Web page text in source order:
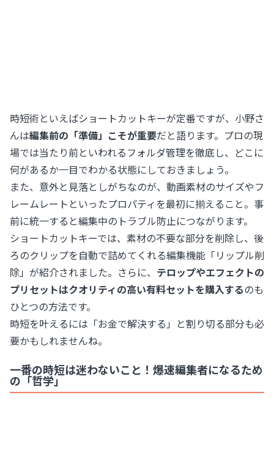
時短術といえばショートカットキーが定番ですが、小野さ
んは編集前の「準備」こそが重要だと語ります。プロの現
場では当たり前といわれるフォルダ管理を徹底し、どこに
何があるか一目でわかる状態にしておきましょう。
また、意外と見落としがちなのが、動画素材のサイズやフ
レームレートといったプロパティを最初に揃えること。事
前に統一すると編集中のトラブル防止につながります。
ショートカットキーでは、素材の不要な部分を削除し、後
ろのクリップを自動で詰めてくれる編集機能「リップル削
除」が紹介されました。さらに、 テロップやエフェクトの
プリセットはクオリティの高い有料セットを購入するのも
ひとつの方法です。
時短を叶えるには「お金で解決する」と割り切る部分も必
要かもしれませんね。
一番の時短は迷わないこと！爆速編集者になるため
の「哲学」